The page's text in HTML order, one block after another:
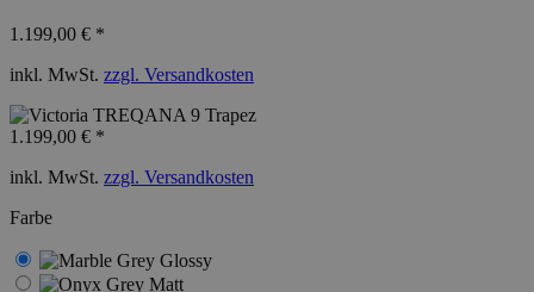
1.199,00 € *
inkl. MwSt. zzgl. Versandkosten
1.199,00 € *
inkl. MwSt. zzgl. Versandkosten
Farbe